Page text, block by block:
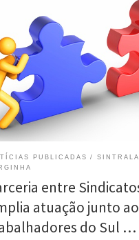
MG ampliou sua base ao
com o Sindicato da Saúde
Sindicato passa a representar o
sindicais, negociações
de acordos, homologação
afins. A parceria é uma forma
presente […]
PUBLICADAS
entre
atuação junto
do Sul …